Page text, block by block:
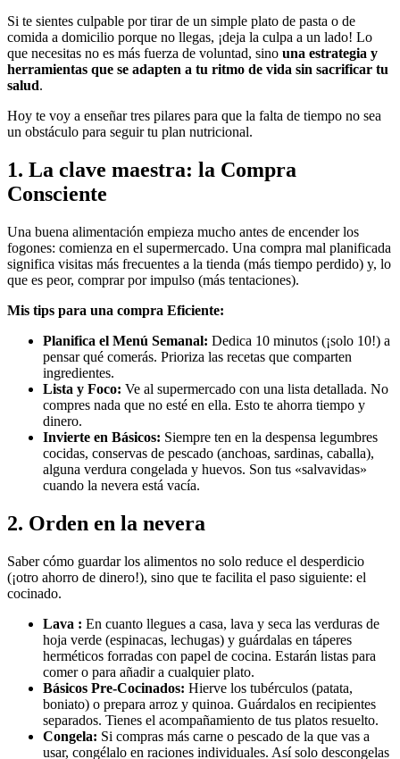
Si te sientes culpable por tirar de un simple plato de pasta o de
comida a domicilio porque no llegas, ¡deja la culpa a un lado! Lo
que necesitas no es más fuerza de voluntad, sino una estrategia y
herramientas que se adapten a tu ritmo de vida sin sacrificar tu
salud.
Hoy te voy a enseñar tres pilares para que la falta de tiempo no sea
un obstáculo para seguir tu plan nutricional.
1. La clave maestra: la Compra
Consciente
Una buena alimentación empieza mucho antes de encender los
fogones: comienza en el supermercado. Una compra mal planificada
significa visitas más frecuentes a la tienda (más tiempo perdido) y, lo
que es peor, comprar por impulso (más tentaciones).
Mis tips para una compra Eficiente:
Planifica el Menú Semanal: Dedica 10 minutos (¡solo 10!) a
pensar qué comerás. Prioriza las recetas que comparten
ingredientes.
Lista y Foco: Ve al supermercado con una lista detallada. No
compres nada que no esté en ella. Esto te ahorra tiempo y
dinero.
Invierte en Básicos: Siempre ten en la despensa legumbres
cocidas, conservas de pescado (anchoas, sardinas, caballa),
alguna verdura congelada y huevos. Son tus «salvavidas»
cuando la nevera está vacía.
2. Orden en la nevera
Saber cómo guardar los alimentos no solo reduce el desperdicio
(¡otro ahorro de dinero!), sino que te facilita el paso siguiente: el
cocinado.
Lava : En cuanto llegues a casa, lava y seca las verduras de
hoja verde (espinacas, lechugas) y guárdalas en táperes
herméticos forradas con papel de cocina. Estarán listas para
comer o para añadir a cualquier plato.
Básicos Pre-Cocinados: Hierve los tubérculos (patata,
boniato) o prepara arroz y quinoa. Guárdalos en recipientes
separados. Tienes el acompañamiento de tus platos resuelto.
Congela: Si compras más carne o pescado de la que vas a
usar, congélalo en raciones individuales. Así solo descongelas